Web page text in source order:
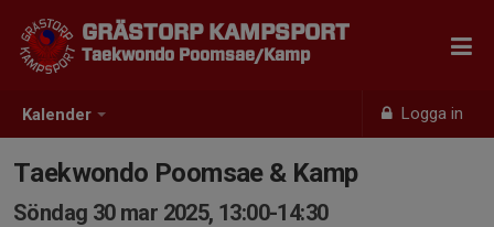
Kalender Logga in
GRÄSTORP KAMPSPORT
Taekwondo Poomsae/Kamp
Taekwondo Poomsae & Kamp
Söndag 30 mar 2025, 13:00-14:30